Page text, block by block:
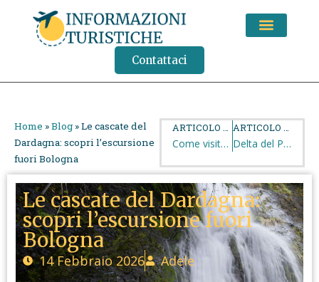
Contattaci
Home »Blog »Le cascate del
Dardagna: scopri l’escursione
fuori Bologna
ARTICOLO PRECEDENTE
Come visitare le Gole dell’Alcantara: ingressi, costi e consigli utili
ARTICOLO SUCCESSIVO
Delta del Po: cosa vedere, itinerari e consigli utili
Le cascate del Dardagna:
scopri l’escursione fuori
Bologna
14 Febbraio 2026 Adele